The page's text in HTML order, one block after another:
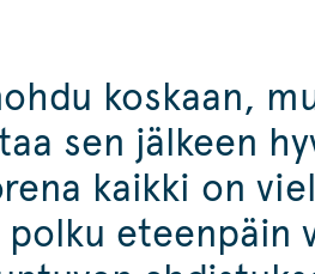
koskaan,
sen jälkeen
kaikki on
eteenpäin